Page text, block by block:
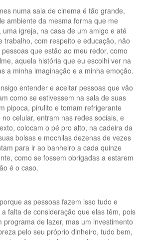
numa sala de cinema é tão grande,
ambiente da mesma forma que me
igreja, na casa de um amigo e até
trabalho, com respeito e educação, não
que estão ao meu redor, como
aquela história que eu escolhi ver na
a minha imaginação e a minha emoção.
entender e aceitar pessoas que vão
como se estivessem na sala de suas
pipoca, pirulito e tomam refrigerante
celular, entram nas redes sociais, e
colocam o pé pro alto, na cadeira da
bolsas e mochilas dezenas de vezes
para ir ao banheiro a cada quinze
como se fossem obrigadas a estarem
é o caso.
as pessoas fazem isso tudo e
falta de consideração que elas têm, pois
programa de lazer, mas um investimento
pelo seu próprio dinheiro, tudo bem,